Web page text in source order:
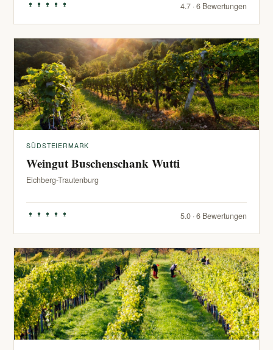
4.7 · 6 Bewertungen
SÜDSTEIERMARK
Weingut Buschenschank Wutti
Eichberg-Trautenburg
5.0 · 6 Bewertungen